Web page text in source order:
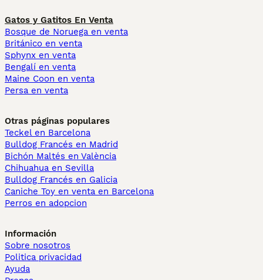
Gatos y Gatitos En Venta
Bosque de Noruega en venta
Británico en venta
Sphynx en venta
Bengalí en venta
Maine Coon en venta
Persa en venta
Otras páginas populares
Teckel en Barcelona
Bulldog Francés en Madrid
Bichón Maltés en València
Chihuahua en Sevilla
Bulldog Francés en Galicia
Caniche Toy en venta en Barcelona
Perros en adopcion
Información
Sobre nosotros
Politica privacidad
Ayuda